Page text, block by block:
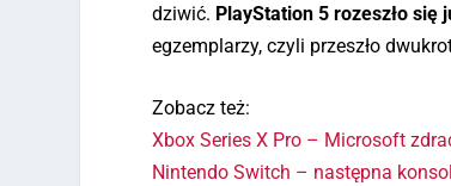
dziwić. PlayStation 5 rozeszło się
egzemplarzy, czyli przeszło
Zobacz też:
Xbox Series X Pro – Microsoft
Nintendo Switch – następna